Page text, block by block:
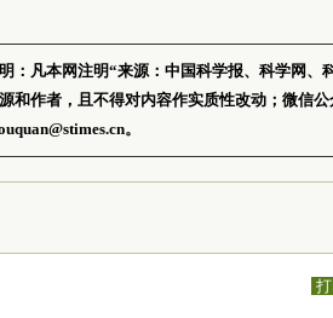
：凡本网注明“来源：中国科学报、科学网
和作者，且不得对内容作实质性改动；微信
。